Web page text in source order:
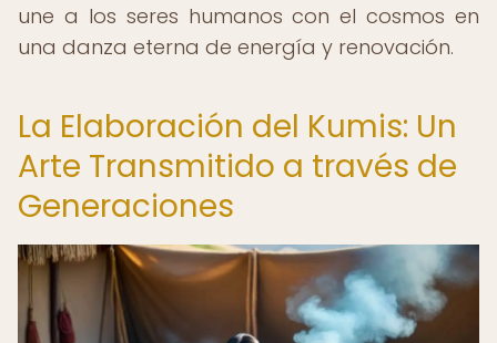
une a los seres humanos con el cosmos en
una danza eterna de energía y renovación.
La Elaboración del Kumis: Un
Arte Transmitido a través de
Generaciones